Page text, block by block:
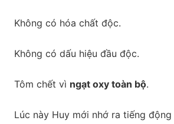
Không có hóa chất độc.
Không có dấu hiệu đầu độc.
Tôm chết vì ngạt oxy toàn bộ.
Lúc này Huy mới nhớ ra tiếng động